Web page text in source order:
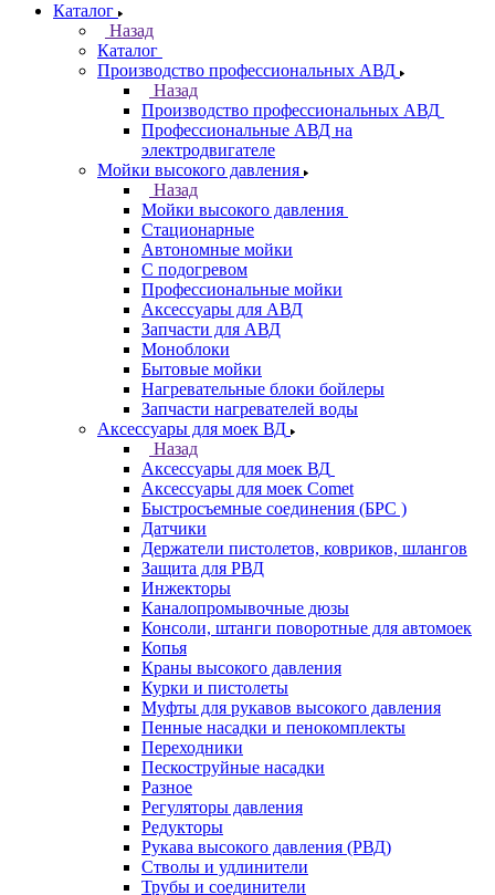
Каталог
Назад
Каталог
Производство профессиональных АВД
Назад
Производство профессиональных АВД
Профессиональные АВД на
электродвигателе
Мойки высокого давления
Назад
Мойки высокого давления
Стационарные
Автономные мойки
С подогревом
Профессиональные мойки
Аксессуары для АВД
Запчасти для АВД
Моноблоки
Бытовые мойки
Нагревательные блоки бойлеры
Запчасти нагревателей воды
Аксессуары для моек ВД
Назад
Аксессуары для моек ВД
Аксессуары для моек Comet
Быстросъемные соединения (БРС )
Датчики
Держатели пистолетов, ковриков, шлангов
Защита для РВД
Инжекторы
Каналопромывочные дюзы
Консоли, штанги поворотные для автомоек
Копья
Краны высокого давления
Курки и пистолеты
Муфты для рукавов высокого давления
Пенные насадки и пенокомплекты
Переходники
Пескоструйные насадки
Разное
Регуляторы давления
Редукторы
Рукава высокого давления (РВД)
Стволы и удлинители
Трубы и соединители